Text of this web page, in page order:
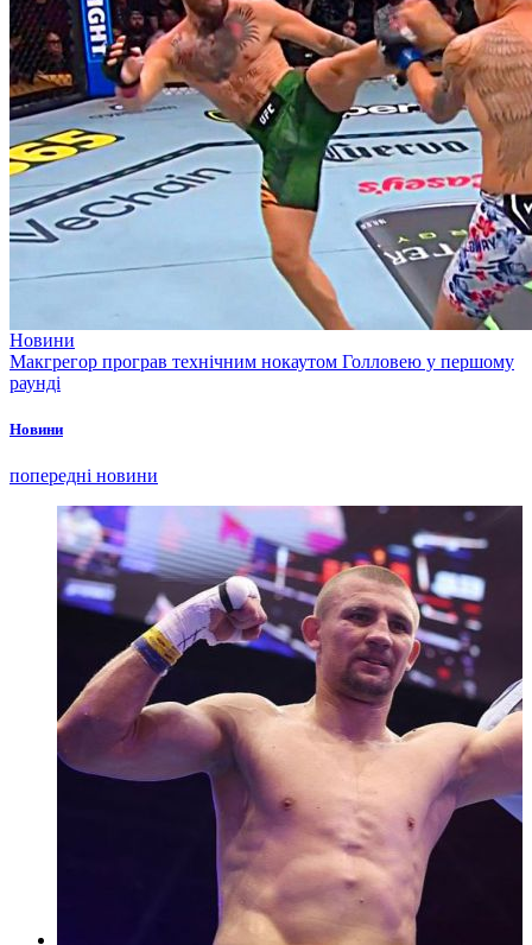
Новини
Макгрегор програв технічним нокаутом Голловею у першому
раунді
Новини
попередні новини